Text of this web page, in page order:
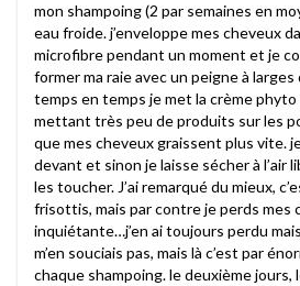
mon shampoing (2 par semaines en
eau froide. j’enveloppe mes cheveux
microfibre pendant un moment et je
former ma raie avec un peigne à
temps en temps je met la crème phyto
mettant très peu de produits sur les
que mes cheveux graissent plus vite.
devant et sinon je laisse sécher à l’air
les toucher. J’ai remarqué du mieux,
frisottis, mais par contre je perds mes
inquiétante…j’en ai toujours perdu
m’en souciais pas, mais là c’est par
chaque shampoing. le deuxième jours,